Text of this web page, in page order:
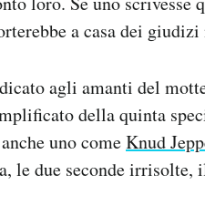
a casa dei
agli amanti del
della quinta
uno comeKnud
le due seconde